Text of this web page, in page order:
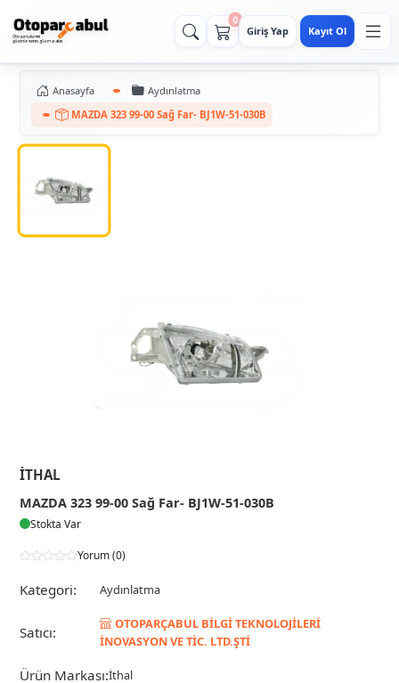
0
Giriş Yap Kayıt Ol
Anasayfa
Aydınlatma
MAZDA 323 99-00 Sağ Far- BJ1W-51-030B
İTHAL
MAZDA 323 99-00 Sağ Far- BJ1W-51-030B
Stokta Var
Yorum (0)
Kategori: Aydınlatma
Satıcı:
OTOPARÇABUL BİLGİ TEKNOLOJİLERİ
İNOVASYON VE TİC. LTD.ŞTİ
Ürün Markası:İthal